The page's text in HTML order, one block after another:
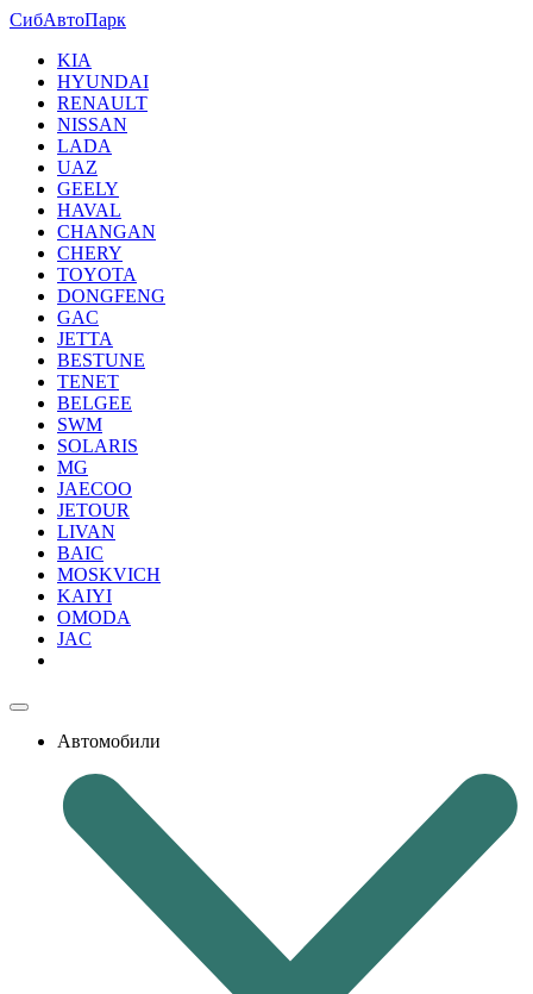
СибАвтоПарк
KIA
HYUNDAI
RENAULT
NISSAN
LADA
UAZ
GEELY
HAVAL
CHANGAN
CHERY
TOYOTA
DONGFENG
GAC
JETTA
BESTUNE
TENET
BELGEE
SWM
SOLARIS
MG
JAECOO
JETOUR
LIVAN
BAIC
MOSKVICH
KAIYI
OMODA
JAC
Автомобили